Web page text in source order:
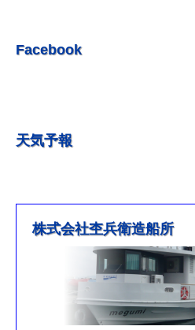
R5.5.20 釣果情報更新しました。
R5.3.25釣果情報更新しました。
R3/4/11釣果情報更新しました
R3/2/27果情報更新しました
R2/8/29果情報更新しました
営業時間を更新しました。
Facebook
天気予報
株式会社杢兵衛造船所